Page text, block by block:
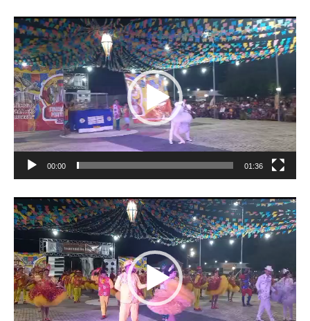
Tocador
de
vídeo
00:00 01:36
Tocador
de
vídeo